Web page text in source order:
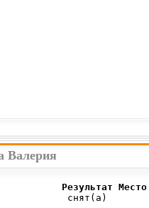
Валерия
Результат Место
снят(а)